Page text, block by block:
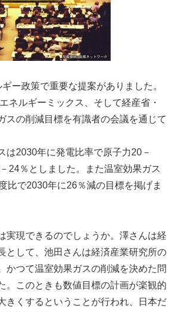
ー政策で重要な提案がありました。
ネルギーミックス、そして経産省・
スの削減目標を有識者の会議を通じて
は2030年に発電比率で原子力20－
24％としました。また温室効果ガス
比で2030年に26％減の目標を掲げま
実現できるのでしょうか。澤さんは経
として、池田さんは経済産業研究所の
かつて温室効果ガスの削減を決めた問
。このときも数値目標の計画が楽観的
きくするということが行われ、日本だ